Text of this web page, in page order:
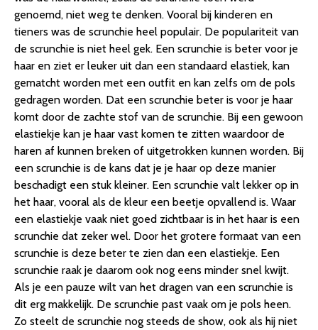
genoemd, niet weg te denken. Vooral bij kinderen en
tieners was de scrunchie heel populair. De populariteit van
de scrunchie is niet heel gek. Een scrunchie is beter voor je
haar en ziet er leuker uit dan een standaard elastiek, kan
gematcht worden met een outfit en kan zelfs om de pols
gedragen worden. Dat een scrunchie beter is voor je haar
komt door de zachte stof van de scrunchie. Bij een gewoon
elastiekje kan je haar vast komen te zitten waardoor de
haren af kunnen breken of uitgetrokken kunnen worden. Bij
een scrunchie is de kans dat je je haar op deze manier
beschadigt een stuk kleiner. Een scrunchie valt lekker op in
het haar, vooral als de kleur een beetje opvallend is. Waar
een elastiekje vaak niet goed zichtbaar is in het haar is een
scrunchie dat zeker wel. Door het grotere formaat van een
scrunchie is deze beter te zien dan een elastiekje. Een
scrunchie raak je daarom ook nog eens minder snel kwijt.
Als je een pauze wilt van het dragen van een scrunchie is
dit erg makkelijk. De scrunchie past vaak om je pols heen.
Zo steelt de scrunchie nog steeds de show, ook als hij niet